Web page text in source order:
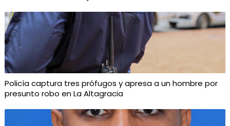
Policía captura tres prófugos y apresa a un hombre por
presunto robo en La Altagracia